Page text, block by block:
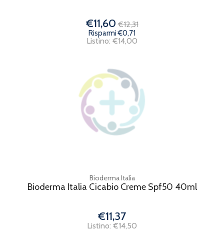
€11,60 €12,31
Risparmi €0,71
Listino: €14,00
Bioderma Italia
Bioderma Italia Cicabio Creme Spf50 40ml
€11,37
Listino: €14,50